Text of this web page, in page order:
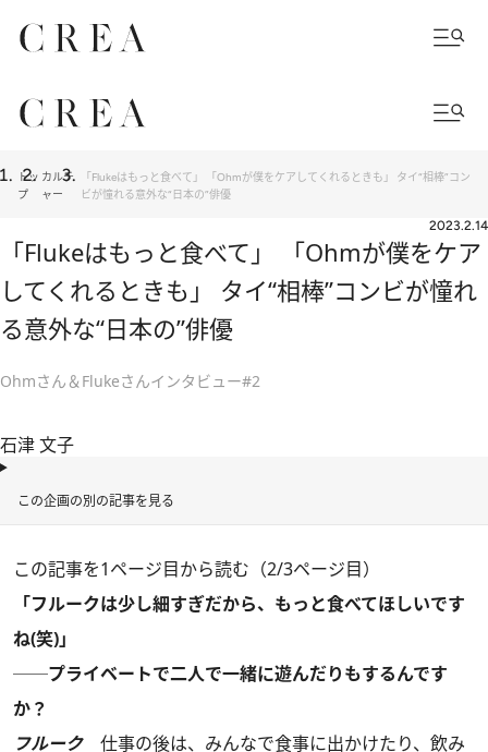
トッ
プ
カルチ
ャー
「Flukeはもっと食べて」 「Ohmが僕をケアしてくれるときも」 タイ“相棒”コン
ビが憧れる意外な“日本の”俳優
2023.2.14
「Flukeはもっと食べて」 「Ohmが僕をケア
してくれるときも」 タイ“相棒”コンビが憧れ
る意外な“日本の”俳優
Ohmさん＆Flukeさんインタビュー#2
石津 文子
この企画の別の記事を見る
この記事を1ページ目から読む（2/3ページ目）
「フルークは少し細すぎだから、もっと食べてほしいです
ね(笑)」
──プライベートで二人で一緒に遊んだりもするんです
か？
フルーク仕事の後は、みんなで食事に出かけたり、飲み